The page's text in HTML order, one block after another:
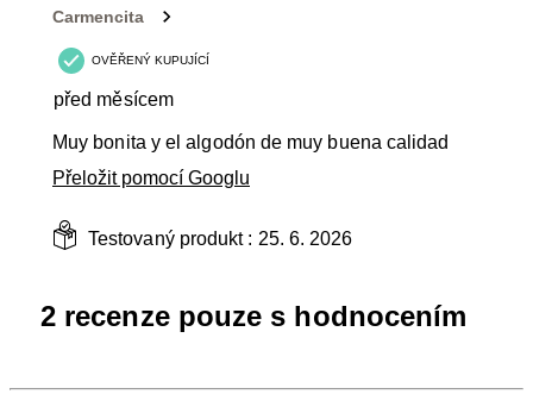
Carmencita
OVĚŘENÝ KUPUJÍCÍ
před měsícem
Muy bonita y el algodón de muy buena calidad
Přeložit pomocí Googlu
Testovaný produkt : 25. 6. 2026
2 recenze pouze s hodnocením